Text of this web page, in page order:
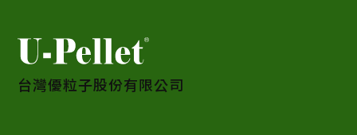
台灣優粒子股份有限公司